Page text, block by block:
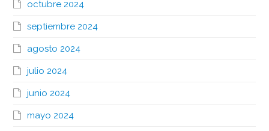
octubre 2024
septiembre 2024
agosto 2024
julio 2024
junio 2024
mayo 2024